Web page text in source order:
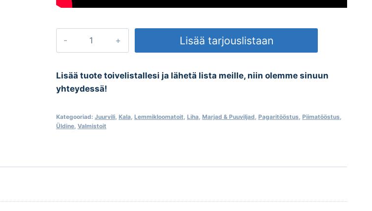
Pesuseade
Lisää tarjouslistaan
Lisää tuote toivelistallesi ja lähetä lista meille, niin olemme sinuun
yhteydessä!
Kategooriad: Juurvili, Kala, Lemmikloomatoit, Liha, Marjad & Puuviljad, Pagaritööstus, Piimatööstus,
Üldine, Valmistoit